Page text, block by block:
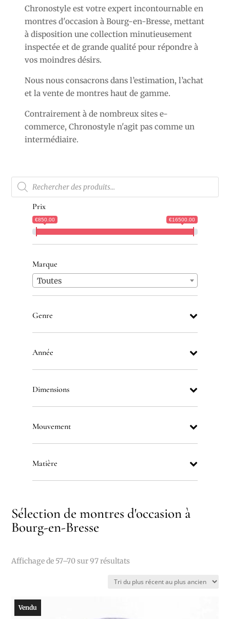
Chronostyle est votre expert incontournable en
montres d'occasion à Bourg-en-Bresse, mettant
à disposition une collection minutieusement
inspectée et de grande qualité pour répondre à
vos moindres désirs.
Nous nous consacrons dans l’estimation, l’achat
et la vente de montres haut de gamme.
Contrairement à de nombreux sites e-
commerce, Chronostyle n'agit pas comme un
intermédiaire.
Recherche
de
produits
Prix
€850.00 €16500.00
Marque
Toutes
Genre
Année
Dimensions
Mouvement
Matière
Sélection de montres d'occasion à
Bourg-en-Bresse
Affichage de 57–70 sur 97 résultatsTrié
plus
Vendu